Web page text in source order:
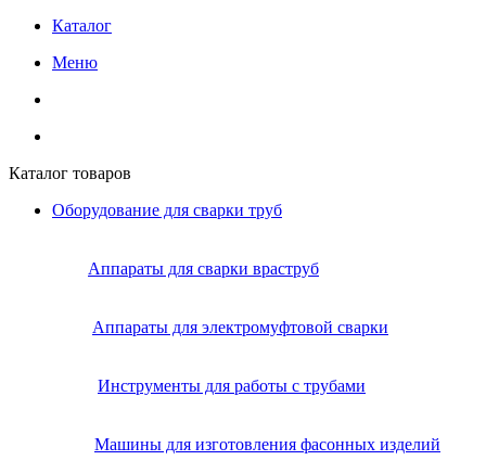
Каталог
Меню
Каталог товаров
Оборудование для сварки труб
Аппараты для сварки враструб
Аппараты для электромуфтовой сварки
Инструменты для работы с трубами
Машины для изготовления фасонных изделий